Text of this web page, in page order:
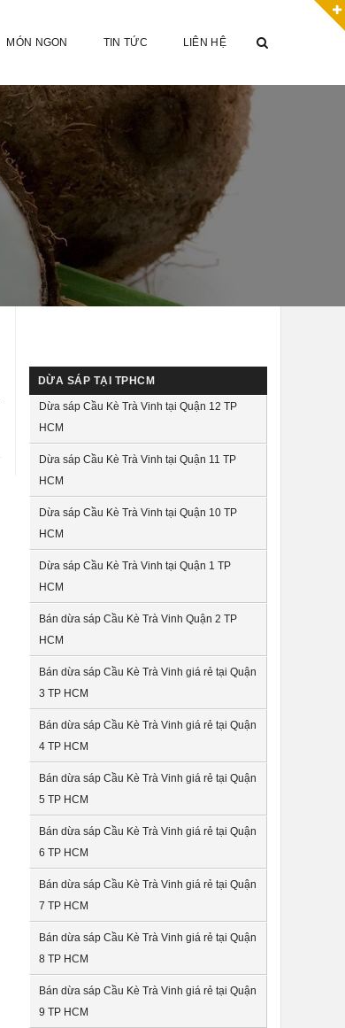
MÓN NGON TIN TỨC LIÊN HỆ
DỪA SÁP TẠI TPHCM
Dừa sáp Cầu Kè Trà Vinh tại Quận 12 TP
HCM
Dừa sáp Cầu Kè Trà Vinh tại Quận 11 TP
HCM
Dừa sáp Cầu Kè Trà Vinh tại Quận 10 TP
HCM
Dừa sáp Cầu Kè Trà Vinh tại Quận 1 TP
HCM
Bán dừa sáp Cầu Kè Trà Vinh Quận 2 TP
HCM
Bán dừa sáp Cầu Kè Trà Vinh giá rẻ tại Quận
3 TP HCM
Bán dừa sáp Cầu Kè Trà Vinh giá rẻ tại Quận
4 TP HCM
Bán dừa sáp Cầu Kè Trà Vinh giá rẻ tại Quận
5 TP HCM
Bán dừa sáp Cầu Kè Trà Vinh giá rẻ tại Quận
6 TP HCM
Bán dừa sáp Cầu Kè Trà Vinh giá rẻ tại Quận
7 TP HCM
Bán dừa sáp Cầu Kè Trà Vinh giá rẻ tại Quận
8 TP HCM
Bán dừa sáp Cầu Kè Trà Vinh giá rẻ tại Quận
9 TP HCM